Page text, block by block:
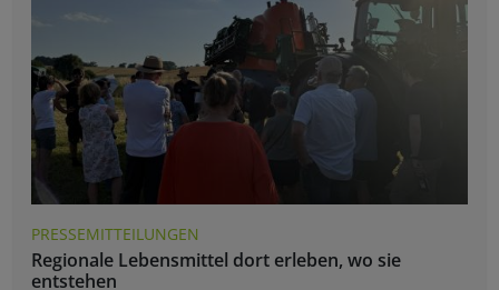
PRESSEMITTEILUNGEN
Regionale Lebensmittel dort erleben, wo sie
entstehen